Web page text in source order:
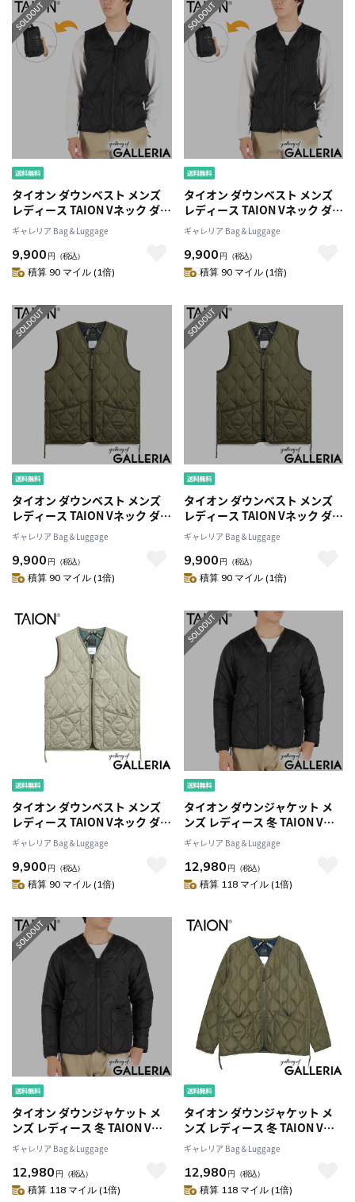
タイオン ダウンベスト メンズ
レディース TAION Vネック ダウ
ン ベスト 軽量 防寒 洗える ファ
スナー ジッブ アウター カジュ
アル MILITARY LINE ミリタリ
ー Vネックジップ ダウンベスト
ギャレリア Bag＆Luggage
9,900 円 （税込）
積算 90 マイル (1倍)
タイオン ダウンベスト メンズ
レディース TAION Vネック ダウ
ン ベスト 軽量 防寒 洗える ファ
スナー ジッブ アウター カジュ
アル MILITARY LINE ミリタリ
ー Vネックジップ ダウンベスト
ギャレリア Bag＆Luggage
9,900 円 （税込）
積算 90 マイル (1倍)
タイオン ダウンベスト メンズ
レディース TAION Vネック ダウ
ン ベスト 軽量 防寒 洗える ファ
スナー ジッブ アウター カジュ
アル MILITARY LINE ミリタリ
ー Vネックジップ ダウンベスト
ギャレリア Bag＆Luggage
9,900 円 （税込）
積算 90 マイル (1倍)
タイオン ダウンベスト メンズ
レディース TAION Vネック ダウ
ン ベスト 軽量 防寒 洗える ファ
スナー ジッブ アウター カジュ
アル MILITARY LINE ミリタリ
ー Vネックジップ ダウンベスト
ギャレリア Bag＆Luggage
9,900 円 （税込）
積算 90 マイル (1倍)
タイオン ダウンベスト メンズ
レディース TAION Vネック ダウ
ン ベスト 軽量 防寒 洗える ファ
スナー ジッブ アウター カジュ
アル MILITARY LINE ミリタリ
ー Vネックジップ ダウンベスト
ギャレリア Bag＆Luggage
9,900 円 （税込）
積算 90 マイル (1倍)
タイオン ダウンジャケット メ
ンズ レディース 冬 TAION Vネ
ック ダウン ブランド 暖かい 軽
量 軽い 収納袋付き ファスナー
アウター 洗濯 洗える MILITARY
LINE ミリタリー Vネックジップ
ギャレリア Bag＆Luggage
12,980 円 （税込）
積算 118 マイル (1倍)
タイオン ダウンジャケット メ
ンズ レディース 冬 TAION Vネ
ック ダウン ブランド 暖かい 軽
量 軽い 収納袋付き ファスナー
アウター 洗濯 洗える MILITARY
LINE ミリタリー Vネックジップ
ギャレリア Bag＆Luggage
12,980 円 （税込）
積算 118 マイル (1倍)
タイオン ダウンジャケット メ
ンズ レディース 冬 TAION Vネ
ック ダウン ブランド 暖かい 軽
量 軽い 収納袋付き ファスナー
アウター 洗濯 洗える MILITARY
LINE ミリタリー Vネックジップ
ギャレリア Bag＆Luggage
12,980 円 （税込）
積算 118 マイル (1倍)